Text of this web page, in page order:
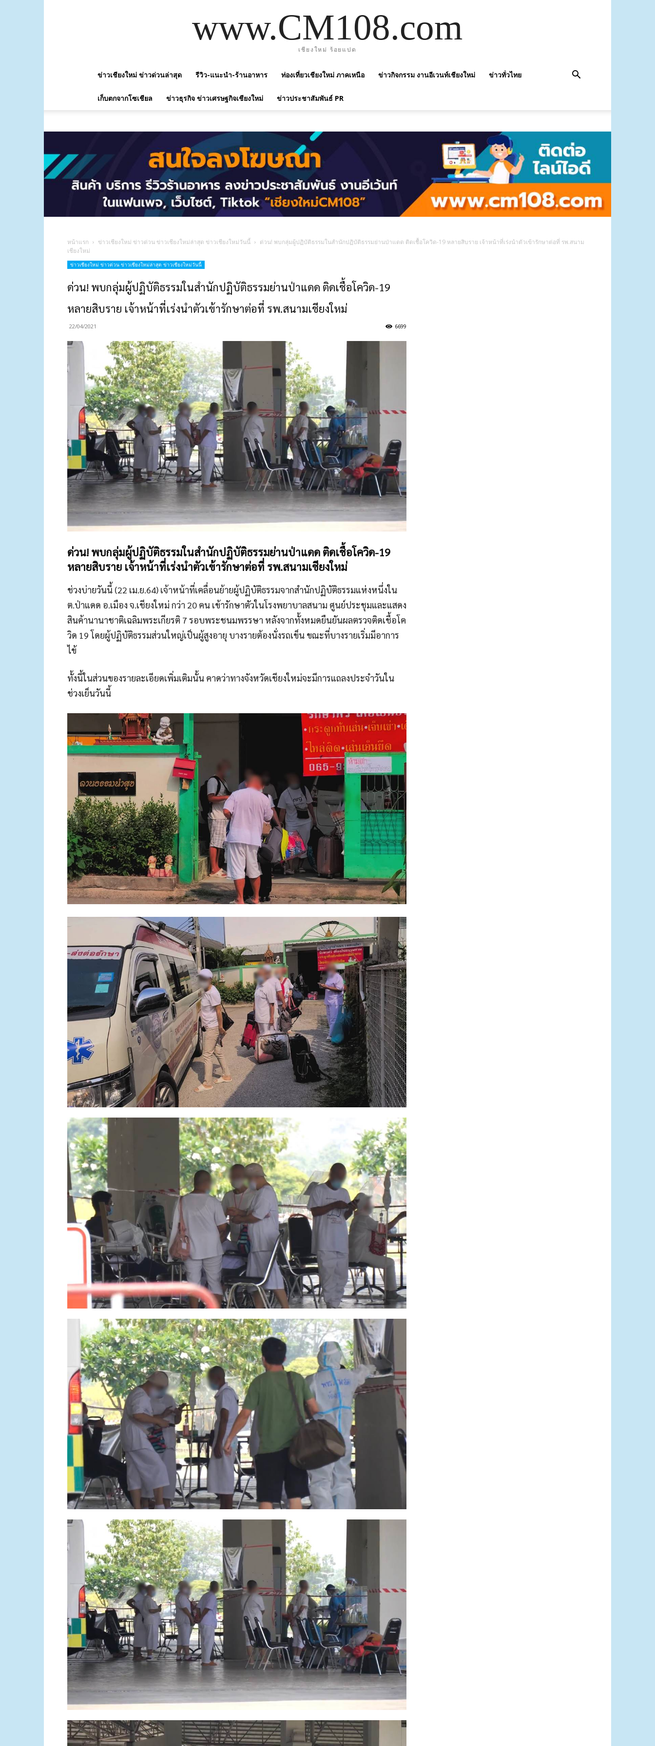
www.CM108.com
เชียงใหม่ ร้อยแปด
ข่าวเชียงใหม่ ข่าวด่วนล่าสุด รีวิว-แนะนำ-ร้านอาหาร ท่องเที่ยวเชียงใหม่ ภาคเหนือ ข่าวกิจกรรม งานอีเวนท์เชียงใหม่ ข่าวทั่วไทย
เก็บตกจากโซเชียล ข่าวธุรกิจ ข่าวเศรษฐกิจเชียงใหม่ ข่าวประชาสัมพันธ์ PR
หน้าแรก ข่าวเชียงใหม่ ข่าวด่วน ข่าวเชียงใหม่ล่าสุด ข่าวเชียงใหม่วันนี้
ด่วน! พบกลุ่มผู้ปฏิบัติธรรมในสำนักปฏิบัติธรรมย่านป่าแดด ติดเชื้อโควิด-19 หลายสิบราย เจ้าหน้าที่เร่งนำตัวเข้ารักษาต่อที่ รพ.สนาม
เชียงใหม่
ข่าวเชียงใหม่ ข่าวด่วน ข่าวเชียงใหม่ล่าสุด ข่าวเชียงใหม่วันนี้
ด่วน! พบกลุ่มผู้ปฏิบัติธรรมในสำนักปฏิบัติธรรมย่านป่าแดด ติดเชื้อโควิด-19
หลายสิบราย เจ้าหน้าที่เร่งนำตัวเข้ารักษาต่อที่ รพ.สนามเชียงใหม่
22/04/2021 6699
ด่วน! พบกลุ่มผู้ปฏิบัติธรรมในสำนักปฏิบัติธรรมย่านป่าแดด ติดเชื้อโควิด-19
หลายสิบราย เจ้าหน้าที่เร่งนำตัวเข้ารักษาต่อที่ รพ.สนามเชียงใหม่
ช่วงบ่ายวันนี้ (22 เม.ย.64) เจ้าหน้าที่เคลื่อนย้ายผู้ปฏิบัติธรรมจากสำนักปฏิบัติธรรมแห่งหนึ่งใน
ต.ป่าแดด อ.เมือง จ.เชียงใหม่ กว่า 20 คน เข้ารักษาตัวในโรงพยาบาลสนาม ศูนย์ประชุมและแสดง
สินค้านานาชาติเฉลิมพระเกียรติ 7 รอบพระชนมพรรษา หลังจากทั้งหมดยืนยันผลตรวจติดเชื้อโค
วิด 19 โดยผู้ปฏิบัติธรรมส่วนใหญ่เป็นผู้สูงอายุ บางรายต้องนั่งรถเข็น ขณะที่บางรายเริ่มมีอาการ
ไข้
ทั้งนี้ในส่วนของรายละเอียดเพิ่มเติมนั้น คาดว่าทางจังหวัดเชียงใหม่จะมีการแถลงประจำวันใน
ช่วงเย็นวันนี้